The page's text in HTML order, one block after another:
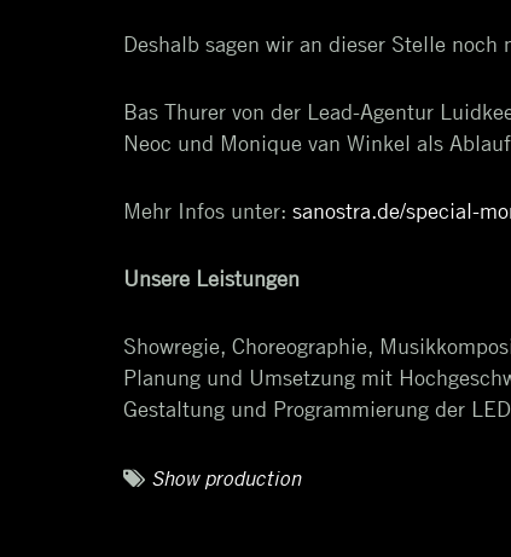
Deshalb sagen wir an dieser Stelle noch
Bas Thurer von der Lead-Agentur
Neoc und Monique van Winkel als
Mehr Infos unter: sanostra.de/special-
Unsere Leistungen
Showregie, Choreographie,
Planung und Umsetzung mit
Gestaltung und Programmierung der
Tags
Show production